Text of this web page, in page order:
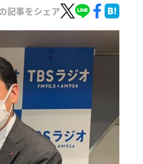
記事をシェア